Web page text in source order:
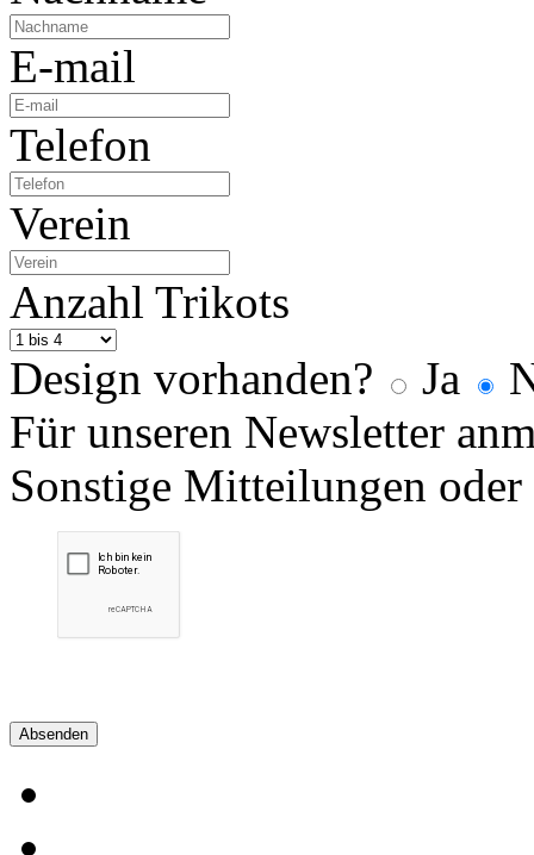
E-mail
Telefon
Verein
Anzahl Trikots
Design vorhanden?
Ja
Für unseren Newsletter
Sonstige Mitteilungen oder
Absenden